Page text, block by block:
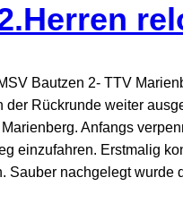
Bautzen 2- TTV
der Rückrunde weiter
Anfangs
einzufahren. Erstmalig
Sauber nachgelegt wurde